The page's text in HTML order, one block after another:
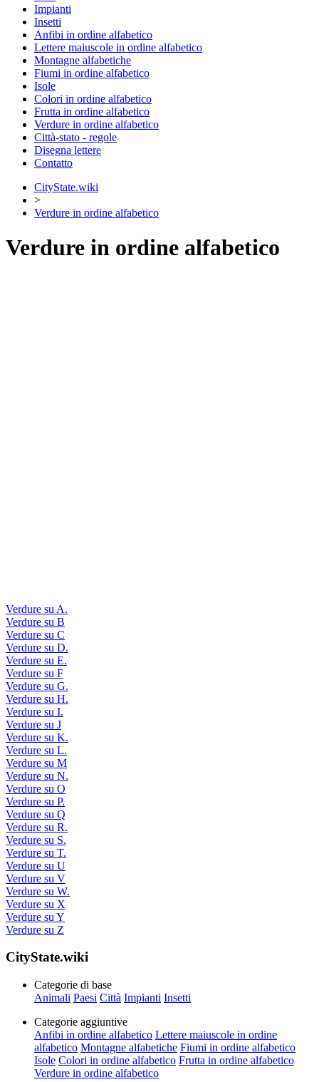
Impianti
Insetti
Anfibi in ordine alfabetico
Lettere maiuscole in ordine alfabetico
Montagne alfabetiche
Fiumi in ordine alfabetico
Isole
Colori in ordine alfabetico
Frutta in ordine alfabetico
Verdure in ordine alfabetico
Città-stato - regole
Disegna lettere
Contatto
CityState.wiki
>
Verdure in ordine alfabetico
Verdure in ordine alfabetico
Verdure su A.
Verdure su B
Verdure su C
Verdure su D.
Verdure su E.
Verdure su F
Verdure su G.
Verdure su H.
Verdure su I.
Verdure su J
Verdure su K.
Verdure su L.
Verdure su M
Verdure su N.
Verdure su O
Verdure su P.
Verdure su Q
Verdure su R.
Verdure su S.
Verdure su T.
Verdure su U
Verdure su V
Verdure su W.
Verdure su X
Verdure su Y
Verdure su Z
CityState.wiki
Categorie di base
Animali Paesi Città Impianti Insetti
Categorie aggiuntive
Anfibi in ordine alfabetico Lettere maiuscole in ordine
alfabetico Montagne alfabetiche Fiumi in ordine alfabetico
Isole Colori in ordine alfabetico Frutta in ordine alfabetico
Verdure in ordine alfabetico